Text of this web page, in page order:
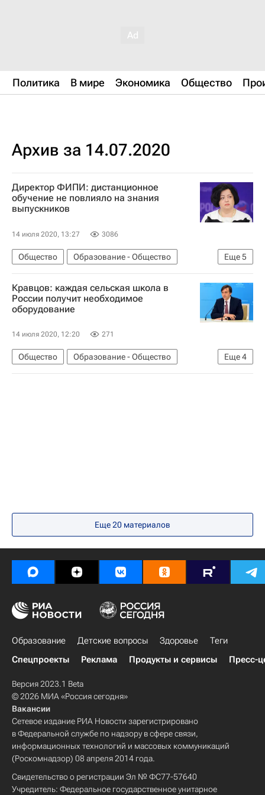
Политика В мире Экономика Общество
Архив за 14.07.2020
Директор ФИПИ: дистанционное
обучение не повлияло на знания
выпускников
14 июля 2020, 13:27 3086
Еще5
Общество
Образование - Общество
СН_Образование
Оксана Решетникова
Единый государственный экзамен (ЕГЭ)
Социальный навигатор
Кравцов: каждая сельская школа в
России получит необходимое
оборудование
14 июля 2020, 12:20 271
Еще4
Общество
Образование - Общество
СН_Образование
Сергей Кравцов
Еще 20 материалов
Образование Детские вопросы Здоровье
Теги
Спецпроекты
Реклама Продукты и сервисы Пресс-
Версия 2023.1 Beta
© 2026 МИА «Россия сегодня»
Вакансии
Сетевое издание РИА Новости зарегистрировано
в Федеральной службе по надзору в сфере связи,
информационных технологий и массовых коммуникаций
(Роскомнадзор) 08 апреля 2014 года.
Свидетельство о регистрации Эл № ФС77-57640
Учредитель: Федеральное государственное унитарное